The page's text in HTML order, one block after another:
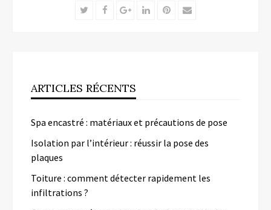
TwitterFacebookGoogle+LinkedInPinterest
Email
ARTICLES RÉCENTS
Spa encastré : matériaux et précautions de pose
Isolation par l’intérieur : réussir la pose des
plaques
Toiture : comment détecter rapidement les
infiltrations ?